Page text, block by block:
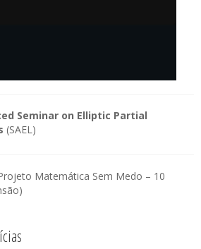
Seminar on Elliptic Partial
(SAEL)
Matemática Sem Medo – 10